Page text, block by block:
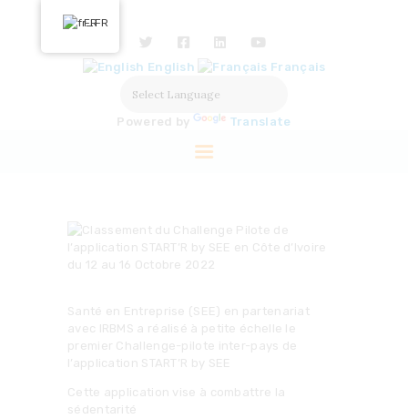
English Français
Powered by Translate
ACCUEIL
NOUS DÉCOUVRIR
NOS ACTIONS
Santé en Entreprise (SEE) en partenariat
avec IRBMS a réalisé à petite échelle le
premier Challenge-pilote inter-pays de
l’application START’R by SEE
Cette application vise à combattre la
sédentarité
FR